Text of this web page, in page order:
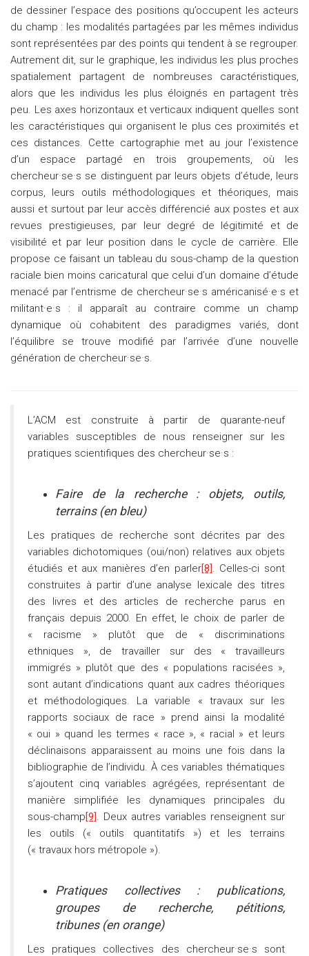
de dessiner l’espace des positions qu’occupent les acteurs
du champ : les modalités partagées par les mêmes individus
sont représentées par des points qui tendent à se regrouper.
Autrement dit, sur le graphique, les individus les plus proches
spatialement partagent de nombreuses caractéristiques,
alors que les individus les plus éloignés en partagent très
peu. Les axes horizontaux et verticaux indiquent quelles sont
les caractéristiques qui organisent le plus ces proximités et
ces distances. Cette cartographie met au jour l’existence
d’un espace partagé en trois groupements, où les
chercheur·se·s se distinguent par leurs objets d’étude, leurs
corpus, leurs outils méthodologiques et théoriques, mais
aussi et surtout par leur accès différencié aux postes et aux
revues prestigieuses, par leur degré de légitimité et de
visibilité et par leur position dans le cycle de carrière. Elle
propose ce faisant un tableau du sous-champ de la question
raciale bien moins caricatural que celui d’un domaine d’étude
menacé par l’entrisme de chercheur·se·s américanisé·e·s et
militant·e·s : il apparaît au contraire comme un champ
dynamique où cohabitent des paradigmes variés, dont
l’équilibre se trouve modifié par l’arrivée d’une nouvelle
génération de chercheur·se·s.
L’ACM est construite à partir de quarante-neuf
variables susceptibles de nous renseigner sur les
pratiques scientifiques des chercheur·se·s :
Faire de la recherche : objets, outils,
terrains (en bleu)
Les pratiques de recherche sont décrites par des
variables dichotomiques (oui/non) relatives aux objets
étudiés et aux manières d’en parler[8]. Celles-ci sont
construites à partir d’une analyse lexicale des titres
des livres et des articles de recherche parus en
français depuis 2000. En effet, le choix de parler de
« racisme » plutôt que de « discriminations
ethniques », de travailler sur des « travailleurs
immigrés » plutôt que des « populations racisées »,
sont autant d’indications quant aux cadres théoriques
et méthodologiques. La variable « travaux sur les
rapports sociaux de race » prend ainsi la modalité
« oui » quand les termes « race », « racial » et leurs
déclinaisons apparaissent au moins une fois dans la
bibliographie de l’individu. À ces variables thématiques
s’ajoutent cinq variables agrégées, représentant de
manière simplifiée les dynamiques principales du
sous-champ[9]. Deux autres variables renseignent sur
les outils (« outils quantitatifs ») et les terrains
(« travaux hors métropole »).
Pratiques collectives : publications,
groupes de recherche, pétitions,
tribunes (en orange)
Les pratiques collectives des chercheur·se·s sont